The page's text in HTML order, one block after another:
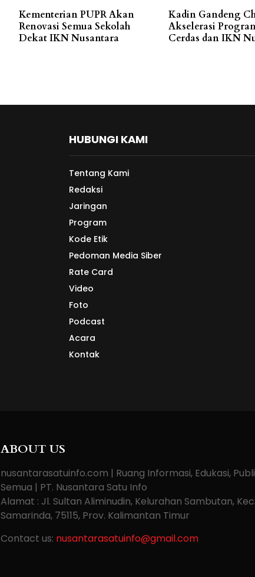
Kementerian PUPR Akan
Renovasi Semua Sekolah
Dekat IKN Nusantara
Kadin Gandeng
Akselerasi
Cerdas dan IKN
HUBUNGI KAMI
Tentang Kami
Redaksi
Jaringan
Program
Kode Etik
Pedoman Media Siber
Rate Card
Video
Foto
Podcast
Acara
Kontak
ABOUT US
nusantarasatuinfo.com | Ruang Informasi, Edukasi,
Semua | PT. Nusantara Satu Info
Alamat : Jl. Sultan Aliminudin, Kelurahan Sambutan,
Samarinda, 75115, Prov. Kalimantan Timur
Contact us: nusantarasatuinfo@gmail.com